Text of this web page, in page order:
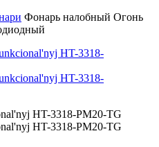
Фонарь налобный Огонь